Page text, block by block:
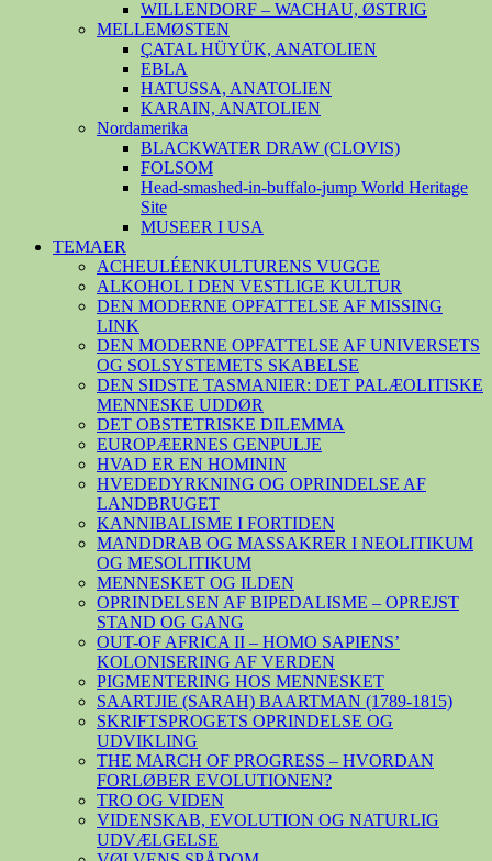
WILLENDORF – WACHAU, ØSTRIG
MELLEMØSTEN
ÇATAL HÜYÜK, ANATOLIEN
EBLA
HATUSSA, ANATOLIEN
KARAIN, ANATOLIEN
Nordamerika
BLACKWATER DRAW (CLOVIS)
FOLSOM
Head-smashed-in-buffalo-jump World Heritage
Site
MUSEER I USA
TEMAER
ACHEULÉENKULTURENS VUGGE
ALKOHOL I DEN VESTLIGE KULTUR
DEN MODERNE OPFATTELSE AF MISSING
LINK
DEN MODERNE OPFATTELSE AF UNIVERSETS
OG SOLSYSTEMETS SKABELSE
DEN SIDSTE TASMANIER: DET PALÆOLITISKE
MENNESKE UDDØR
DET OBSTETRISKE DILEMMA
EUROPÆERNES GENPULJE
HVAD ER EN HOMININ
HVEDEDYRKNING OG OPRINDELSE AF
LANDBRUGET
KANNIBALISME I FORTIDEN
MANDDRAB OG MASSAKRER I NEOLITIKUM
OG MESOLITIKUM
MENNESKET OG ILDEN
OPRINDELSEN AF BIPEDALISME – OPREJST
STAND OG GANG
OUT-OF AFRICA II – HOMO SAPIENS’
KOLONISERING AF VERDEN
PIGMENTERING HOS MENNESKET
SAARTJIE (SARAH) BAARTMAN (1789-1815)
SKRIFTSPROGETS OPRINDELSE OG
UDVIKLING
THE MARCH OF PROGRESS – HVORDAN
FORLØBER EVOLUTIONEN?
TRO OG VIDEN
VIDENSKAB, EVOLUTION OG NATURLIG
UDVÆLGELSE